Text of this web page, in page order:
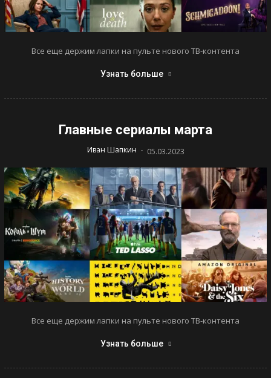
Все еще держим лапки на пульте нового ТВ-контента
Узнать больше
Главные сериалы марта
Иван Шапкин - 05.03.2023
Все еще держим лапки на пульте нового ТВ-контента
Узнать больше